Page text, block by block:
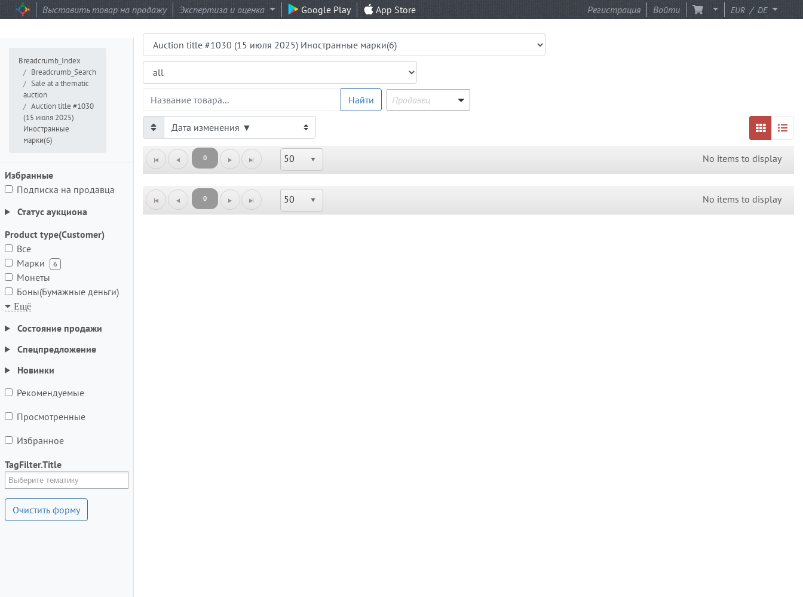
Выставить товар на продажу Экспертиза и оценка Google Play App Store Регистрация Войти EUR/DE
Breadcrumb_Index
Breadcrumb_Search
Sale at a thematic
auction
Auction title #1030
(15 июля 2025)
Иностранные
марки(6)
Избранные
Подписка на продавца
Статус аукциона
Product type(Customer)
Все
Марки
6
Монеты
Боны(Бумажные деньги)
Состояние продажи
Спецпредложение
Новинки
Рекомендуемые
Просмотренные
Избранное
TagFilter.Title
Очистить форму
Аукцион
Подраздел
ProductsGrid.ProductName
Найти
Продавец
Продавец
0 50 No items to display
0 50 No items to display